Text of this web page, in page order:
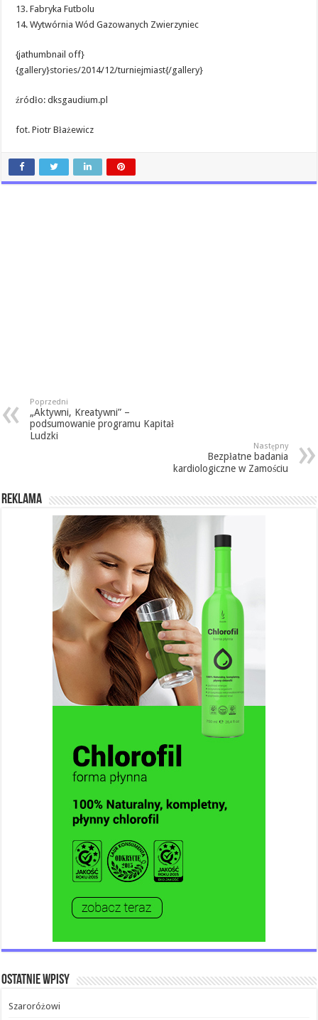
13. Fabryka Futbolu
14. Wytwórnia Wód Gazowanych Zwierzyniec
{jathumbnail off}
{gallery}stories/2014/12/turniejmiast{/gallery}
źródło: dksgaudium.pl
fot. Piotr Błażewicz
Poprzedni
„Aktywni, Kreatywni” –
podsumowanie programu Kapitał
Ludzki
Następny
Bezpłatne badania
kardiologiczne w Zamościu
REKLAMA
Ostatnie wpisy
Szaroróżowi